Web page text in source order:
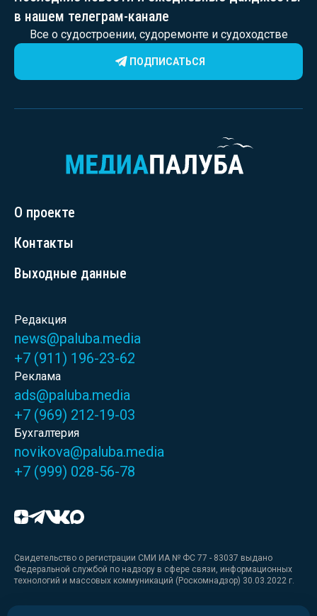
в нашем телеграм-канале
Все о судостроении, судоремонте и судоходстве
ПОДПИСАТЬСЯ
О проекте
Контакты
Выходные данные
Редакция
news@paluba.media
+7 (911) 196-23-62
Реклама
ads@paluba.media
+7 (969) 212-19-03
Бухгалтерия
novikova@paluba.media
+7 (999) 028-56-78
Свидетельство о регистрации СМИ ИА № ФС 77 - 83037 выдано
Федеральной службой по надзору в сфере связи, информационных
технологий и массовых коммуникаций (Роскомнадзор) 30.03.2022 г.